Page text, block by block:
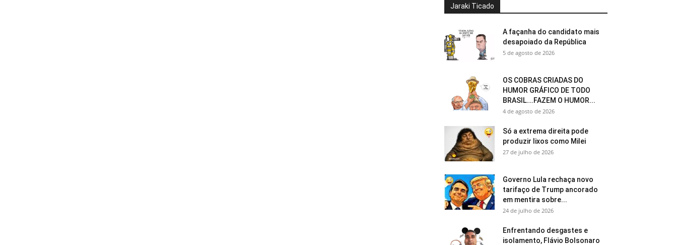
Jaraki Ticado
A façanha do candidato mais
desapoiado da República
5 de agosto de 2026
OS COBRAS CRIADAS DO
HUMOR GRÁFICO DE TODO
BRASIL….FAZEM O HUMOR...
4 de agosto de 2026
Só a extrema direita pode
produzir lixos como Milei
27 de julho de 2026
Governo Lula rechaça novo
tarifaço de Trump ancorado
em mentira sobre...
24 de julho de 2026
Enfrentando desgastes e
isolamento, Flávio Bolsonaro